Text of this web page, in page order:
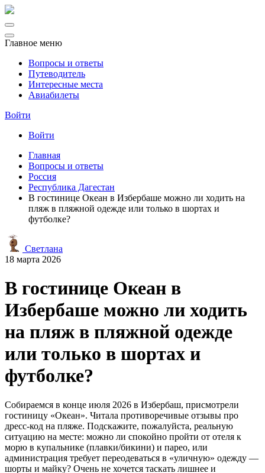
Главное меню
Вопросы и ответы
Путеводитель
Интересные места
Авиабилеты
Войти
Войти
Главная
Вопросы и ответы
Россия
Республика Дагестан
В гостинице Океан в Избербаше можно ли ходить на
пляж в пляжной одежде или только в шортах и
футболке?
Светлана
18 марта 2026
В гостинице Океан в
Избербаше можно ли ходить
на пляж в пляжной одежде
или только в шортах и
футболке?
Собираемся в конце июля 2026 в Избербаш, присмотрели
гостиницу «Океан». Читала противоречивые отзывы про
дресс-код на пляже. Подскажите, пожалуйста, реальную
ситуацию на месте: можно ли спокойно пройти от отеля к
морю в купальнике (плавки/бикини) и парео, или
администрация требует переодеваться в «уличную» одежду —
шорты и майку? Очень не хочется таскать лишнее и